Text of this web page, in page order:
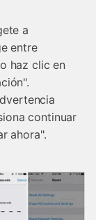
a
entre
haz clic en
continuar
ahora".